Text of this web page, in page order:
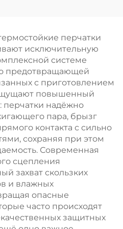
антипригарная,
высокого качества,
для барбекю на
углях, кухонные
принадлежности для
нанесения соусов на
продукты
перчатки
исключительную
системе
предотвращающей
с приготовлением
повышенный
перчатки надёжно
пара, брызг
контакта с сильно
сохраняя при этом
Современная
сцепления
захват скользких
и влажных
опасные
часто происходят
защитных